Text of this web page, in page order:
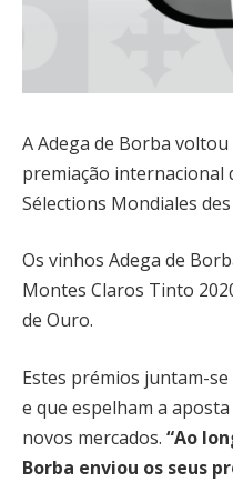
A Adega de Borba
premiação internacional
Sélections Mondiales
Os vinhos Adega de
Montes Claros Tinto
de Ouro.
Estes prémios juntam-
e que espelham a
novos mercados. “Ao
Borba enviou os seus